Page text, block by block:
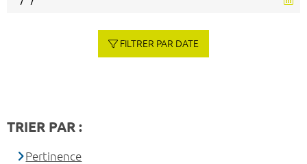
FILTRER PAR DATE
TRIER PAR :
Pertinence